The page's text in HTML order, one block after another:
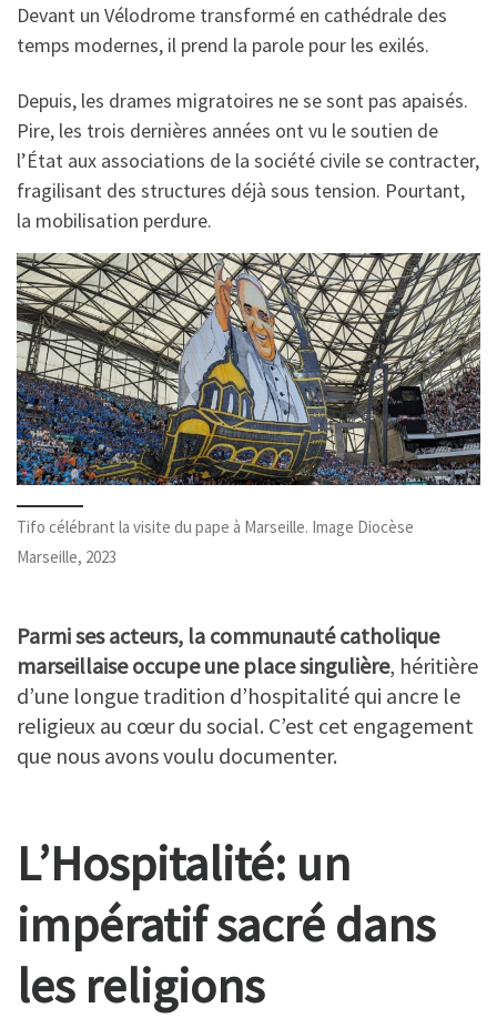
Devant un Vélodrome transformé en cathédrale des
temps modernes, il prend la parole pour les exilés.
Depuis, les drames migratoires ne se sont pas apaisés.
Pire, les trois dernières années ont vu le soutien de
l’État aux associations de la société civile se contracter,
fragilisant des structures déjà sous tension. Pourtant,
la mobilisation perdure.
Tifo célébrant la visite du pape à Marseille. Image Diocèse
Marseille, 2023
Parmi ses acteurs, la communauté catholique
marseillaise occupe une place singulière, héritière
d’une longue tradition d’hospitalité qui ancre le
religieux au cœur du social. C’est cet engagement
que nous avons voulu documenter.
L’Hospitalité: un
impératif sacré dans
les religions